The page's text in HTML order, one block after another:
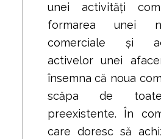
unei activități
formarea unei
comerciale și
activelor unei
însemna că noua
scăpa de
preexistente. În
care doresc să